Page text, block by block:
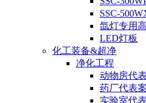
SSC-
氙灯专用
LED灯板
化工装备&超净
净化工程
动物房代
药厂代表
实验室代